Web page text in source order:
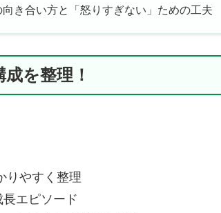
き合い方と「怒りすぎない」ための工夫
を整理！
りやすく整理
エピソード